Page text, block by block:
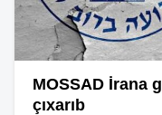
MOSSAD İrana
çıxarıb